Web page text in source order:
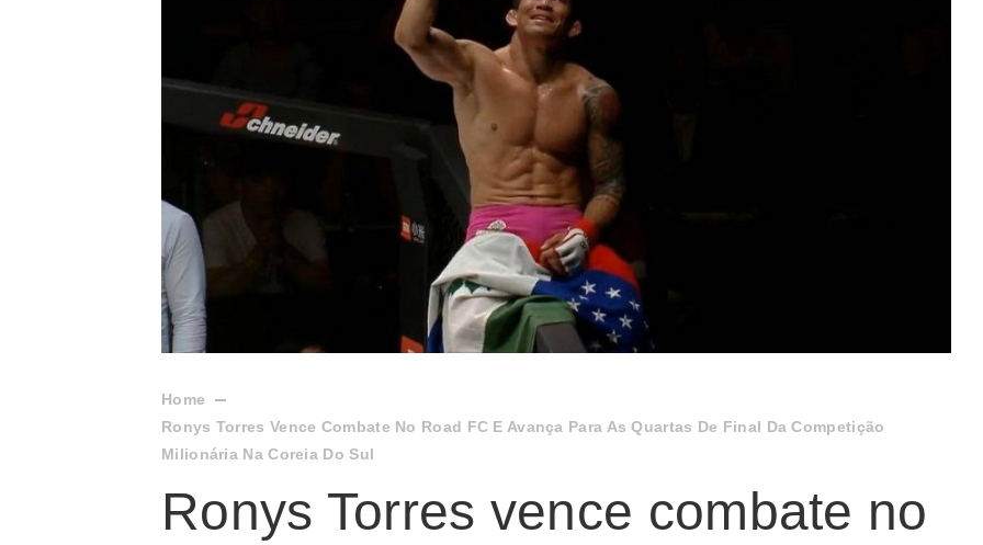
Home
Ronys Torres Vence Combate No Road FC E Avança Para As Quartas De Final Da Competição
Milionária Na Coreia Do Sul
Ronys Torres vence combate no